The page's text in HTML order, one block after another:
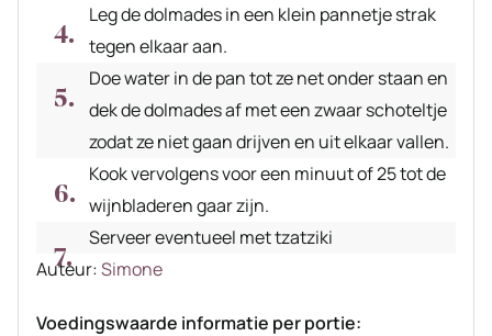
Leg de dolmades in een klein pannetje strak
tegen elkaar aan.
Doe water in de pan tot ze net onder staan en
dek de dolmades af met een zwaar schoteltje
zodat ze niet gaan drijven en uit elkaar vallen.
Kook vervolgens voor een minuut of 25 tot de
wijnbladeren gaar zijn.
Serveer eventueel met tzatziki
Auteur
Auteur:Simone
Voedingswaarde informatie per portie: